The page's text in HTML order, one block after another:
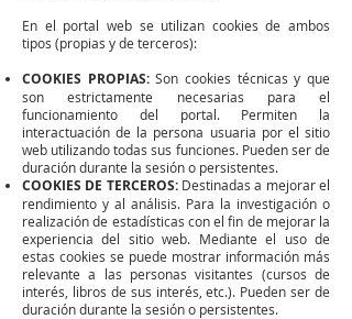
En el portal web se utilizan cookies de ambos
tipos (propias y de terceros):
COOKIES PROPIAS:Son cookies técnicas y que
son estrictamente necesarias para el
funcionamiento del portal. Permiten la
interactuación de la persona usuaria por el sitio
web utilizando todas sus funciones. Pueden ser de
duración durante la sesión o persistentes.
COOKIES DE TERCEROS: Destinadas a mejorar el
rendimiento y al análisis. Para la investigación o
realización de estadísticas con el fin de mejorar la
experiencia del sitio web. Mediante el uso de
estas cookies se puede mostrar información más
relevante a las personas visitantes (cursos de
interés, libros de sus interés, etc.). Pueden ser de
duración durante la sesión o persistentes.